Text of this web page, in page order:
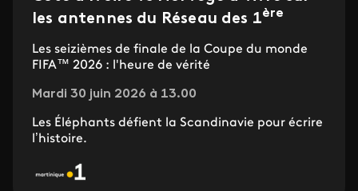
les antennes du Réseau des 1ère
Les seizièmes de finale de la Coupe du monde
FIFA™ 2026 : l'heure de vérité
Mardi 30 juin 2026 à 13.00
Les Éléphants défient la Scandinavie pour écrire
l’histoire.